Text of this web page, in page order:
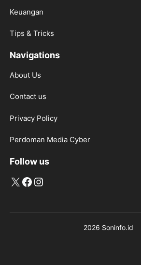
Keuangan
Tips & Tricks
Navigations
About Us
Contact us
Privacy Policy
Perdoman Media Cyber
Follow us
X Facebook
Instagram
2026 Soninfo.id